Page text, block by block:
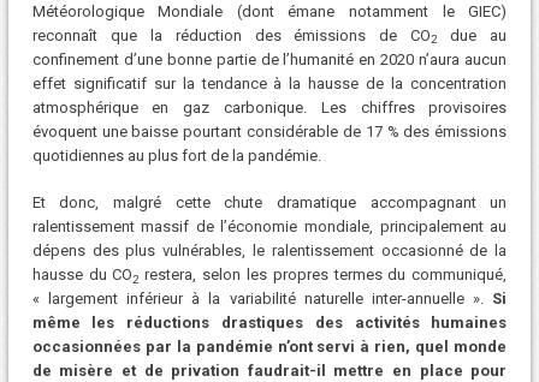
Météorologique Mondiale (dont émane notamment le GIEC)
reconnaît que la réduction des émissions de CO2
due au
confinement d’une bonne partie de l’humanité en 2020 n’aura aucun
effet significatif sur la tendance à la hausse de la concentration
atmosphérique en gaz carbonique. Les chiffres provisoires
évoquent une baisse pourtant considérable de 17 % des émissions
quotidiennes au plus fort de la pandémie.
Et donc, malgré cette chute dramatique accompagnant un
ralentissement massif de l’économie mondiale, principalement au
dépens des plus vulnérables, le ralentissement occasionné de la
hausse du CO2 restera, selon les propres termes du communiqué,
« largement inférieur à la variabilité naturelle inter-annuelle ». Si
même les réductions drastiques des activités humaines
occasionnées par la pandémie n’ont servi à rien, quel monde
de misère et de privation faudrait-il mettre en place pour